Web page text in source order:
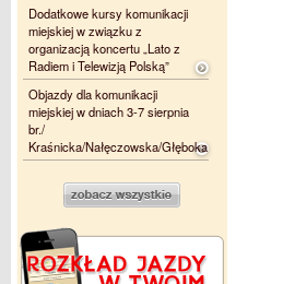
Dodatkowe kursy komunikacji
miejskiej w związku z
organizacją koncertu „Lato z
Radiem i Telewizją Polską”
Objazdy dla komunikacji
miejskiej w dniach 3-7 sierpnia
br./
Kraśnicka/Nałęczowska/Głęboka